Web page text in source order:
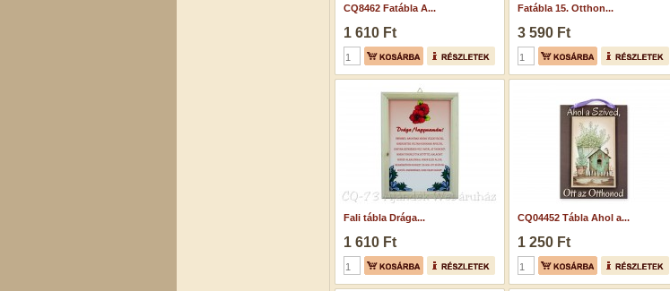
CQ8462 Fatábla A...
1 610 Ft
Fatábla 15. Otthon...
3 590 Ft
Fali tábla Drága...
1 610 Ft
CQ04452 Tábla Ahol a...
1 250 Ft